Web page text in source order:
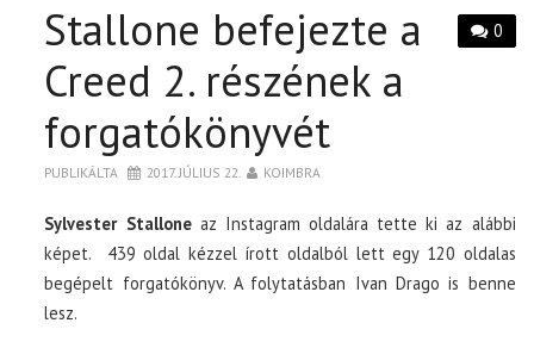
PÓLÓ RENDELÉS
0
Stallone befejezte a
Creed 2. részének a
forgatókönyvét
PUBLIKÁLTA 2017. JÚLIUS 22. KOIMBRA
Sylvester Stalloneaz Instagram oldalára tette ki az alábbi
képet. 439 oldal kézzel írott oldalból lett egy 120 oldalas
begépelt forgatókönyv. A folytatásban Ivan Drago is benne
lesz.